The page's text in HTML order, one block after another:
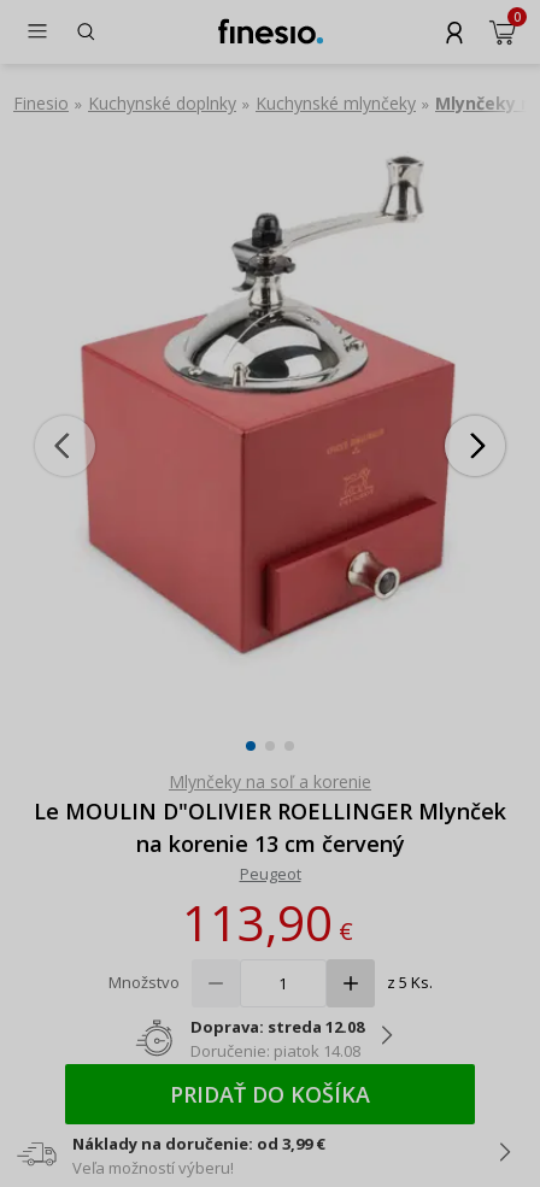
0
Finesio » Kuchynské doplnky » Kuchynské mlynčeky » Mlynčeky
Mlynčeky na soľ a korenie
Le MOULIN D"OLIVIER ROELLINGER Mlynček
na korenie 13 cm červený
Peugeot
113,90€
Množstvo z 5 Ks.
Doprava: streda 12.08
Doručenie: piatok 14.08
PRIDAŤ DO KOŠÍKA
Náklady na doručenie: od 3,99 €
Veľa možností výberu!